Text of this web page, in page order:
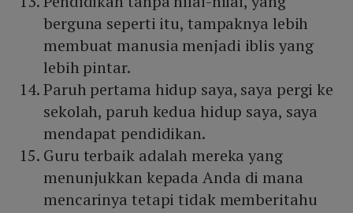
berguna seperti itu, tampaknya lebih
membuat manusia menjadi iblis yang
lebih pintar.
Paruh pertama hidup saya, saya pergi ke
sekolah, paruh kedua hidup saya, saya
mendapat pendidikan.
Guru terbaik adalah mereka yang
menunjukkan kepada Anda di mana
mencarinya tetapi tidak memberitahu